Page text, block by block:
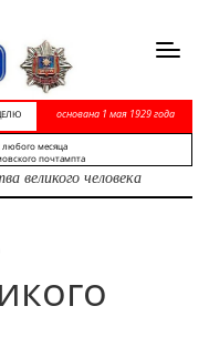
основана 1 мая 1929 года
месяца
почтампта
великого человека